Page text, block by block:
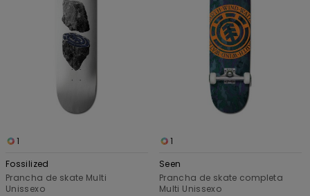
1
Fossilized
Prancha de skate Multi
Unissexo
1
Seen
Prancha de skate completa
Multi Unissexo